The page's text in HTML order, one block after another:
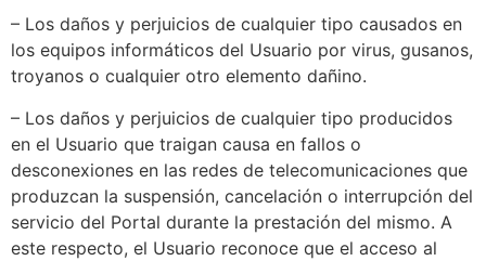
– Los daños y perjuicios de cualquier tipo causados en
los equipos informáticos del Usuario por virus, gusanos,
troyanos o cualquier otro elemento dañino.
– Los daños y perjuicios de cualquier tipo producidos
en el Usuario que traigan causa en fallos o
desconexiones en las redes de telecomunicaciones que
produzcan la suspensión, cancelación o interrupción del
servicio del Portal durante la prestación del mismo. A
este respecto, el Usuario reconoce que el acceso al